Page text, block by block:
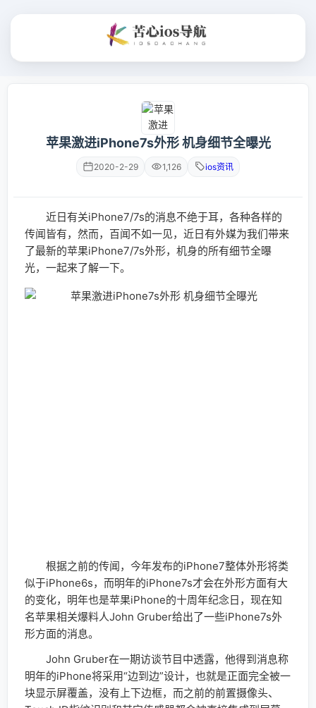
苹果激进iPhone7s外形 机身细节全曝光
2020-2-29 1,126 ios资讯
近日有关iPhone7/7s的消息不绝于耳，各种各样的
传闻皆有，然而，百闻不如一见，近日有外媒为我们带来
了最新的苹果iPhone7/7s外形，机身的所有细节全曝
光，一起来了解一下。
根据之前的传闻，今年发布的iPhone7整体外形将类
似于iPhone6s，而明年的iPhone7s才会在外形方面有大
的变化，明年也是苹果iPhone的十周年纪念日，现在知
名苹果相关爆料人John Gruber给出了一些iPhone7s外
形方面的消息。
John Gruber在一期访谈节目中透露，他得到消息称
明年的iPhone将采用“边到边”设计，也就是正面完全被一
块显示屏覆盖，没有上下边框，而之前的前置摄像头、